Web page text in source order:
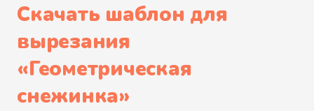
Скачать шаблон для
вырезания
«Геометрическая
снежинка»